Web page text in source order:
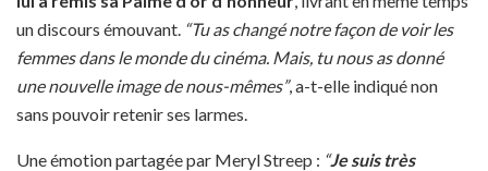
un discours émouvant. “Tu as changé notre façon de voir les
femmes dans le monde du cinéma. Mais, tu nous as donné
une nouvelle image de nous-mêmes”, a-t-elle indiqué non
sans pouvoir retenir ses larmes.
Une émotion partagée par Meryl Streep : “Je suis très